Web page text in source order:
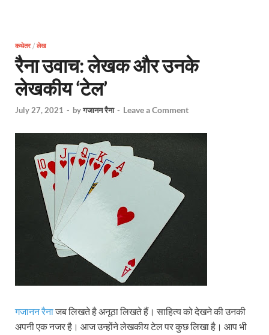
कथेतर/ लेख
रैना उवाच: लेखक और उनके
लेखकीय ‘टेल’
July 27, 2021 - byगजानन रैना - Leave a Comment
गजानन रैनाजब लिखते है अनूठा लिखते हैं। साहित्य को देखने की उनकी
अपनी एक नजर है। आज उन्होंने लेखकीय टेल पर कुछ लिखा है। आप भी